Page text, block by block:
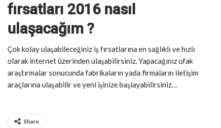
fırsatları 2016 nasıl
ulaşacağım ?
Çok kolay ulaşabileceğiniz iş fırsatlarına en sağlıklı ve hızlı
olarak internet üzerinden ulaşabilirsiniz. Yapacağınız ufak
araştırmalar sonucunda fabrikaların yada firmaların iletişim
araçlarına ulaşabilir ve yeni işinize başlayabilirsiniz…
Share